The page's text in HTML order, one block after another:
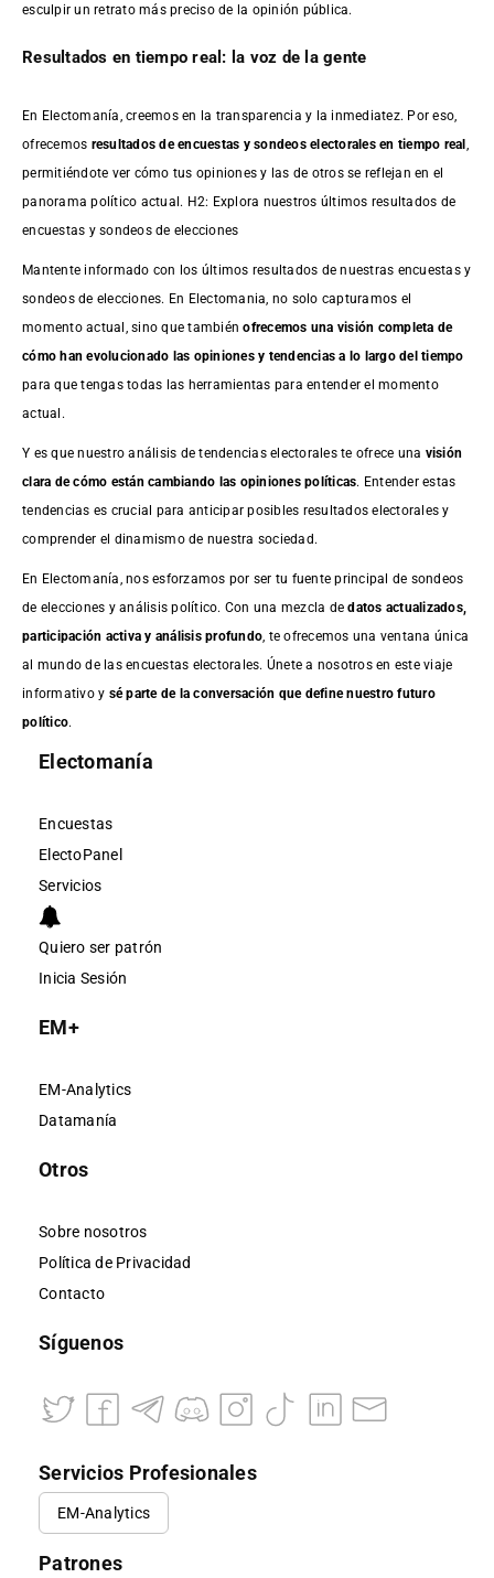
esculpir un retrato más preciso de la opinión pública.
Resultados en tiempo real: la voz de la gente
En Electomanía, creemos en la transparencia y la inmediatez. Por eso,
ofrecemos resultados deencuestas y sondeos electorales en tiempo real
permitiéndote ver cómo tus opiniones y las de otros se reflejan en el
panorama político actual. H2: Explora nuestros últimos resultados de
encuestas y sondeos de elecciones
Mantente informado con los últimos resultados de nuestras encuestasy
sondeos de elecciones. En Electomania, no solo capturamos el
momento actual, sino que tambiénofrecemos una visión completa de
cómo han evolucionado las opiniones y tendencias a lo largo del tiempo
para que tengas todas las herramientas para entender el momento
actual.
Y es que nuestro análisis de tendencias electorales te ofrece una visión
clara de cómo están cambiando las opiniones políticas. Entender estas
tendencias es crucial para anticipar posibles resultados electorales y
comprender el dinamismo de nuestra sociedad.
En Electomanía, nos esforzamos por ser tu fuente principal de sondeos
de elecciones y análisis político. Con una mezcla dedatos actualizados,
participación activa y análisis profundo , te ofrecemos una ventana única
al mundo de las encuestas electorales. Únete a nosotros en este viaje
informativo y sé parte de la conversación que define nuestro futuro
político.
Electomanía
Encuestas
ElectoPanel
Servicios
Quiero ser patrón
Inicia Sesión
EM+
EM-Analytics
Datamanía
Otros
Sobre nosotros
Política de Privacidad
Contacto
Síguenos
Servicios Profesionales
EM-Analytics
Patrones